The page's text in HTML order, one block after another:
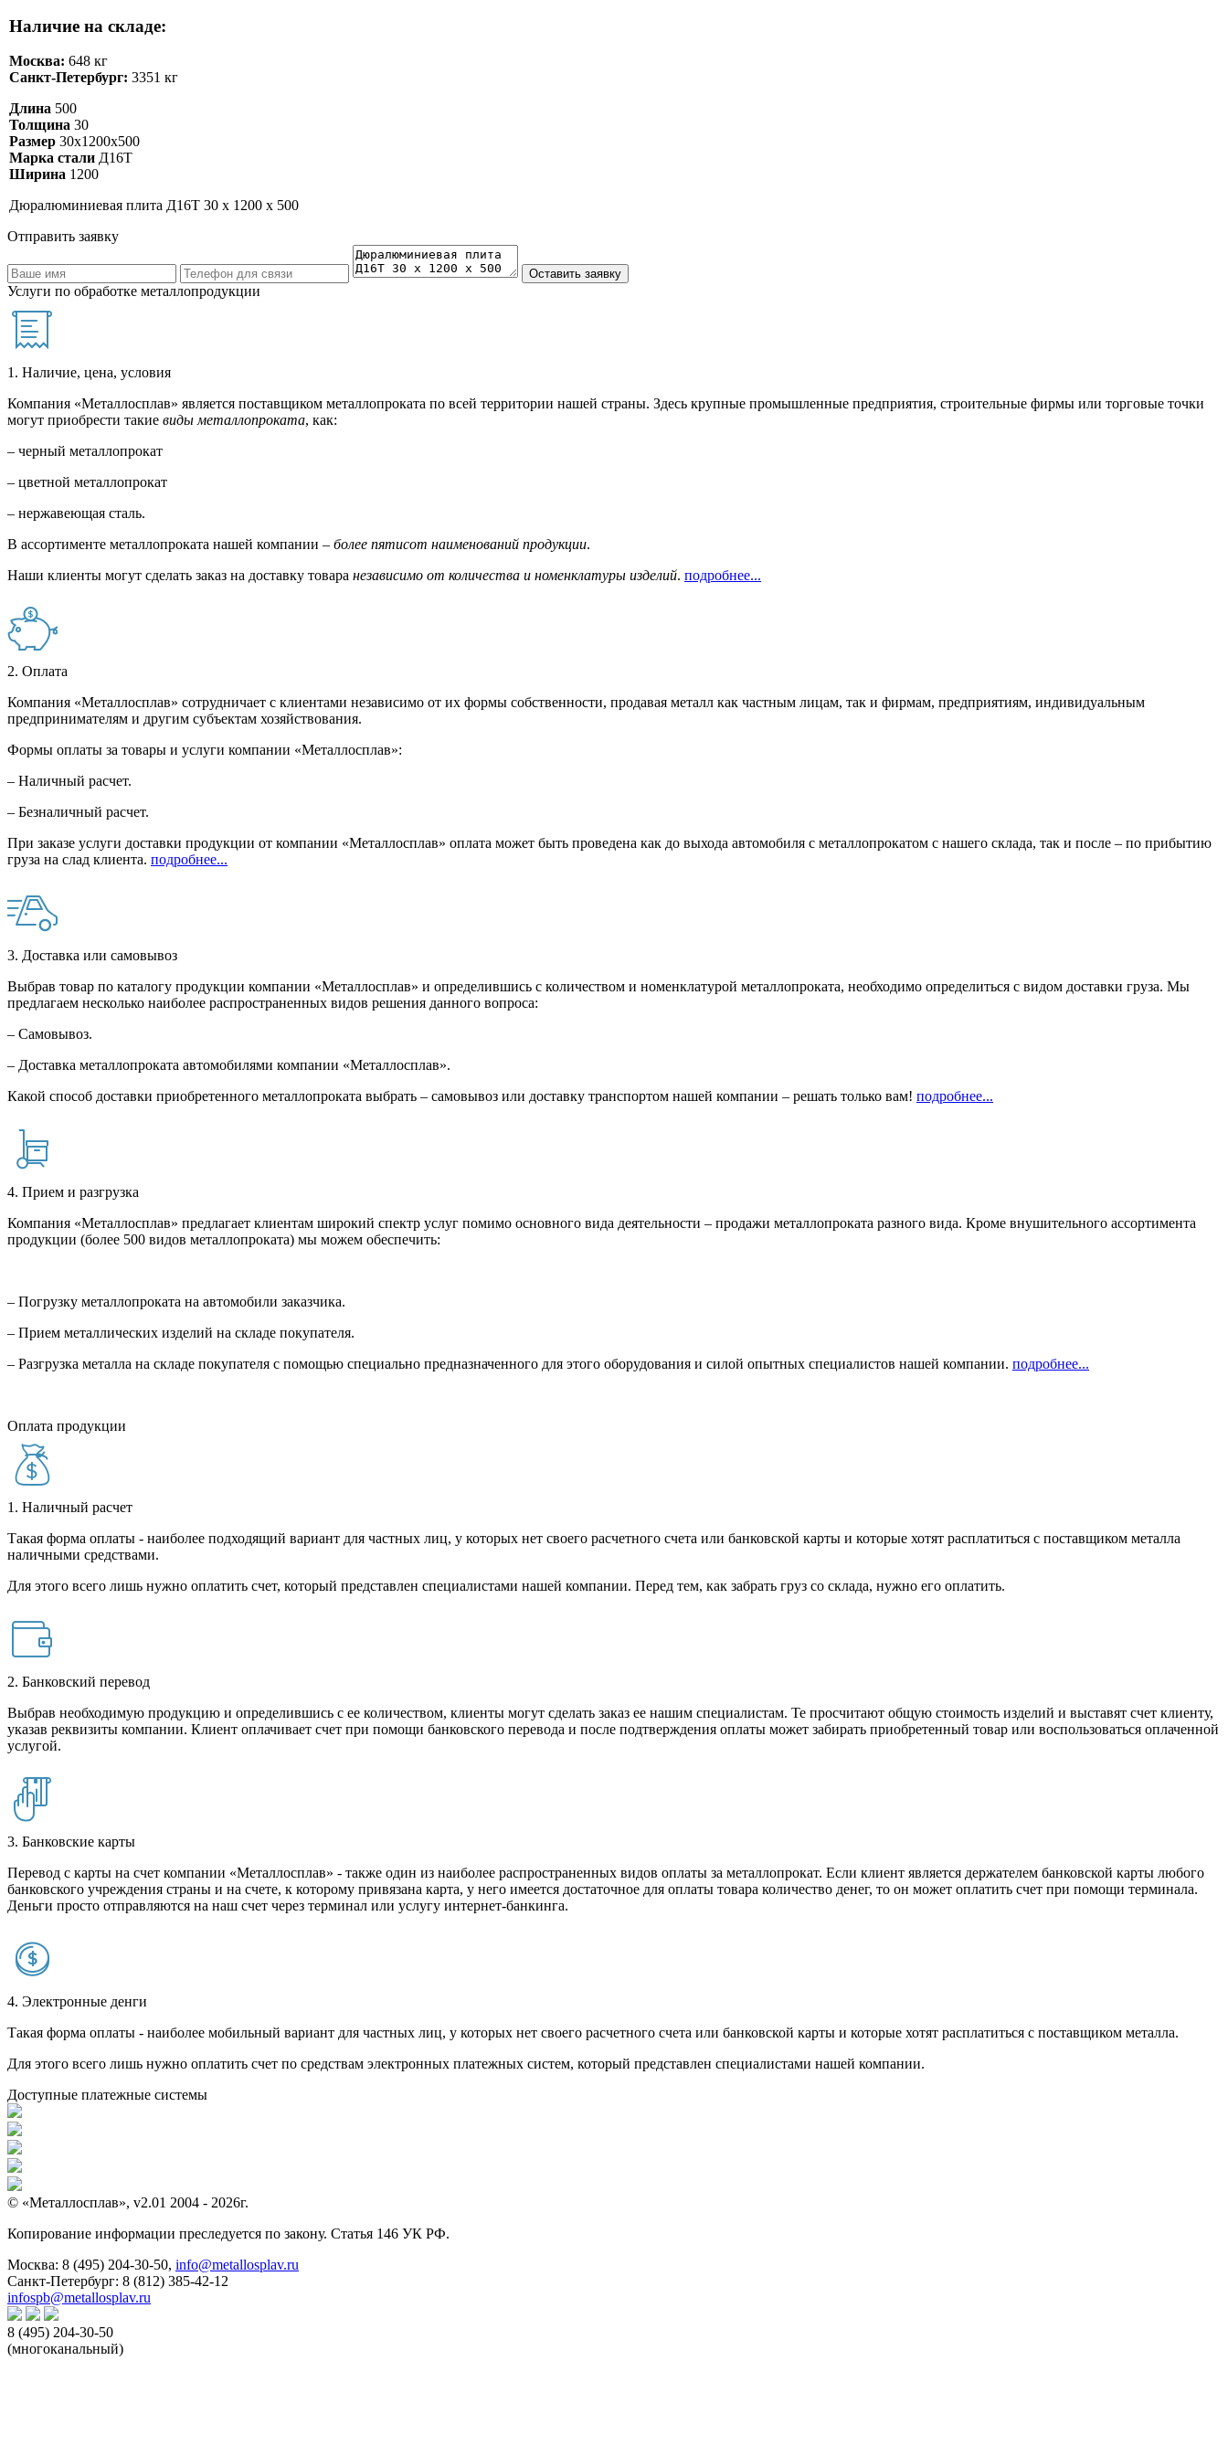
Наличие на складе:
Москва: 648 кг
Санкт-Петербург: 3351 кг
Длина 500
Толщина 30
Размер 30х1200х500
Марка стали Д16Т
Ширина 1200
Дюралюминиевая плита Д16Т 30 х 1200 х 500
Отправить заявку
Услуги по обработке металлопродукции
1. Наличие, цена, условия
Компания «Металлосплав» является поставщиком металлопроката по всей территории нашей страны. Здесь крупные промышленные предприятия, строительные фирмы или торговые точки
могут приобрести такие виды металлопроката, как:
– черный металлопрокат
– цветной металлопрокат
– нержавеющая сталь.
В ассортименте металлопроката нашей компании – более пятисот наименований продукции.
Наши клиенты могут сделать заказ на доставку товара независимо от количества и номенклатуры изделий. подробнее...
2. Оплата
Компания «Металлосплав» сотрудничает с клиентами независимо от их формы собственности, продавая металл как частным лицам, так и фирмам, предприятиям, индивидуальным
предпринимателям и другим субъектам хозяйствования.
Формы оплаты за товары и услуги компании «Металлосплав»:
– Наличный расчет.
– Безналичный расчет.
При заказе услуги доставки продукции от компании «Металлосплав» оплата может быть проведена как до выхода автомобиля с металлопрокатом с нашего склада, так и после – по прибытию
груза на слад клиента. подробнее...
3. Доставка или самовывоз
Выбрав товар по каталогу продукции компании «Металлосплав» и определившись с количеством и номенклатурой металлопроката, необходимо определиться с видом доставки груза. Мы
предлагаем несколько наиболее распространенных видов решения данного вопроса:
– Самовывоз.
– Доставка металлопроката автомобилями компании «Металлосплав».
Какой способ доставки приобретенного металлопроката выбрать – самовывоз или доставку транспортом нашей компании – решать только вам! подробнее...
4. Прием и разгрузка
Компания «Металлосплав» предлагает клиентам широкий спектр услуг помимо основного вида деятельности – продажи металлопроката разного вида. Кроме внушительного ассортимента
продукции (более 500 видов металлопроката) мы можем обеспечить:
– Погрузку металлопроката на автомобили заказчика.
– Прием металлических изделий на складе покупателя.
– Разгрузка металла на складе покупателя с помощью специально предназначенного для этого оборудования и силой опытных специалистов нашей компании. подробнее...
Оплата продукции
1. Наличный расчет
Такая форма оплаты - наиболее подходящий вариант для частных лиц, у которых нет своего расчетного счета или банковской карты и которые хотят расплатиться с поставщиком металла
наличными средствами.
Для этого всего лишь нужно оплатить счет, который представлен специалистами нашей компании. Перед тем, как забрать груз со склада, нужно его оплатить.
2. Банковский перевод
Выбрав необходимую продукцию и определившись с ее количеством, клиенты могут сделать заказ ее нашим специалистам. Те просчитают общую стоимость изделий и выставят счет клиенту,
указав реквизиты компании. Клиент оплачивает счет при помощи банковского перевода и после подтверждения оплаты может забирать приобретенный товар или воспользоваться оплаченной
услугой.
3. Банковские карты
Перевод с карты на счет компании «Металлосплав» - также один из наиболее распространенных видов оплаты за металлопрокат. Если клиент является держателем банковской карты любого
банковского учреждения страны и на счете, к которому привязана карта, у него имеется достаточное для оплаты товара количество денег, то он может оплатить счет при помощи терминала.
Деньги просто отправляются на наш счет через терминал или услугу интернет-банкинга.
4. Электронные денги
Такая форма оплаты - наиболее мобильный вариант для частных лиц, у которых нет своего расчетного счета или банковской карты и которые хотят расплатиться с поставщиком металла.
Для этого всего лишь нужно оплатить счет по средствам электронных платежных систем, который представлен специалистами нашей компании.
Доступные платежные системы
© «Металлосплав», v2.01 2004 - 2026г.
Копирование информации преследуется по закону. Статья 146 УК РФ.
Москва: 8 (495) 204-30-50, info@metallosplav.ru
Санкт-Петербург: 8 (812) 385-42-12
infospb@metallosplav.ru
8 (495) 204-30-50
(многоканальный)